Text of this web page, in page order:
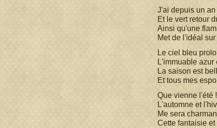
J'ai depuis un
Et le vert retour
Ainsi qu'une
Met de l'idéal
Le ciel bleu
L'immuable azur
La saison est
Et tous mes
Que vienne l'été
L'automne et
Me sera
Cette fantaisie